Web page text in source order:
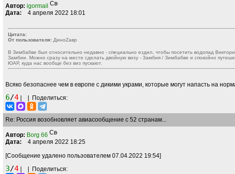
Автор: igormail
Дата: 4 апреля 2022 18:01
Цитата:
От пользователя: ДиноZавp
В Зимбабве был относительно недавно - специально ездил, чтобы посетить водопад
Замбии. Можно сразу на месте сделать двойную визу - Замбия / Зимбабве и спокойно
ЮАР, куда нас вообще без виз пускают.
Всяко безопаснее чем в европе с дикими украми, которые могут напасть на
6/4 Поделиться:
Re: Россия возобновляет авиасообщение с 52 странам...
Автор: Borg 66
Дата: 4 апреля 2022 18:25
[Сообщение удалено пользователем 07.04.2022 19:54]
3/4 Поделиться: